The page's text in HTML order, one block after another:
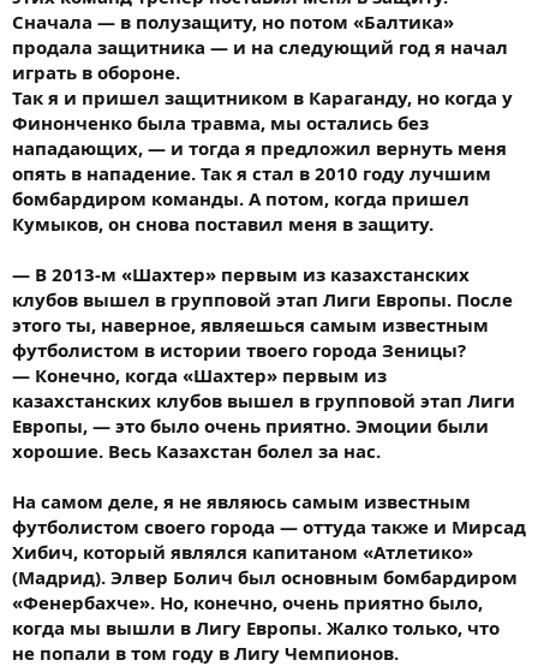
Сначала — в полузащиту, но потом «Балтика»
продала защитника — и на следующий год я начал
играть в обороне.
Так я и пришел защитником в Караганду, но когда у
Финонченко была травма, мы остались без
нападающих, — и тогда я предложил вернуть меня
опять в нападение. Так я стал в 2010 году лучшим
бомбардиром команды. А потом, когда пришел
Кумыков, он снова поставил меня в защиту.
— В 2013-м «Шахтер» первым из казахстанских
клубов вышел в групповой этап Лиги Европы. После
этого ты, наверное, являешься самым известным
футболистом в истории твоего города Зеницы?
— Конечно, когда «Шахтер» первым из
казахстанских клубов вышел в групповой этап Лиги
Европы, — это было очень приятно. Эмоции были
хорошие. Весь Казахстан болел за нас.
На самом деле, я не являюсь самым известным
футболистом своего города — оттуда также и Мирсад
Хибич, который являлся капитаном «Атлетико»
(Мадрид). Элвер Болич был основным бомбардиром
«Фенербахче». Но, конечно, очень приятно было,
когда мы вышли в Лигу Европы. Жалко только, что
не попали в том году в Лигу Чемпионов.